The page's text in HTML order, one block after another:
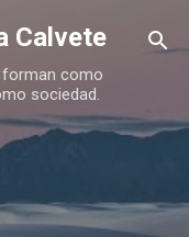
Calvete
forman como
sociedad.